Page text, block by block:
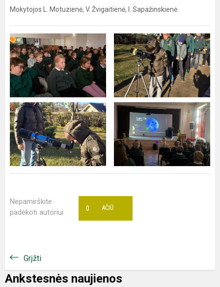
Mokytojos L. Motuzienė, V. Žvigaitienė, I. Sapažinskienė
Nepamirškite
padėkoti autoriui
AČIŪ
0
Grįžti
Ankstesnės naujienos